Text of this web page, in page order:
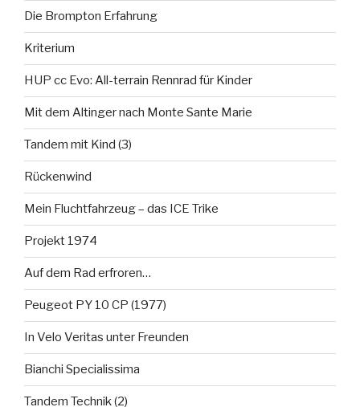
Die Brompton Erfahrung
Kriterium
HUP cc Evo: All-terrain Rennrad für Kinder
Mit dem Altinger nach Monte Sante Marie
Tandem mit Kind (3)
Rückenwind
Mein Fluchtfahrzeug – das ICE Trike
Projekt 1974
Auf dem Rad erfroren…
Peugeot PY 10 CP (1977)
In Velo Veritas unter Freunden
Bianchi Specialissima
Tandem Technik (2)